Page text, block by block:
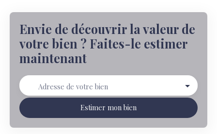
Envie de découvrir la valeur de
votre bien ? Faites-le estimer
maintenant
Adresse de votre bien
Estimer mon bien